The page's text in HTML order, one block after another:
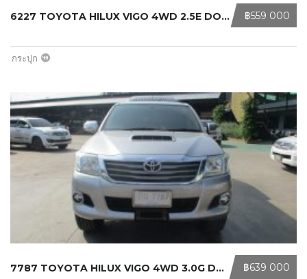
‎฿559 000
6227 TOYOTA HILUX VIGO 4WD 2.5E DOU ...
กระปุก
‎฿639 000
7787 TOYOTA HILUX VIGO 4WD 3.0G DOU ...